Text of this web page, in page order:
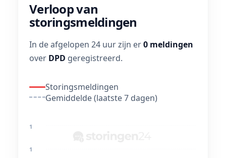
Verloop van
storingsmeldingen
In de afgelopen 24 uur zijn er0 meldingen
over DPD geregistreerd.
Storingsmeldingen
Gemiddelde (laatste 7 dagen)
1
1